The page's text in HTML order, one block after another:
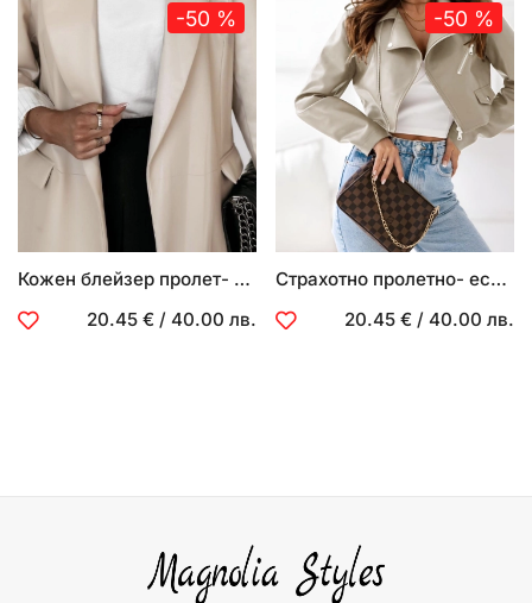
-50 %
Кожен блейзер пролет- есен
20.45 € / 40.00 лв.
-50 %
Страхотно пролетно- есенно кожено яке
20.45 € / 40.00 лв.